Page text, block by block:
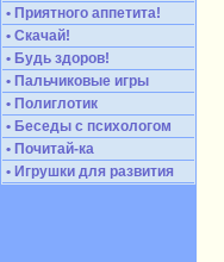
• Приятного аппетита!
• Скачай!
• Будь здоров!
• Пальчиковые игры
• Полиглотик
• Беседы с психологом
• Почитай-ка
• Игрушки для развития